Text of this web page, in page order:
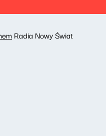
Radia Nowy Świat